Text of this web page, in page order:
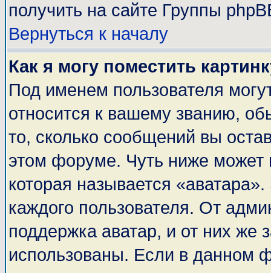
получить на сайте Группы
Вернуться к началу
Как я могу поместить
Под именем пользователя
относится к вашему званию,
то, сколько сообщений вы
этом форуме. Чуть ниже может
которая называется
каждого пользователя. От
поддержка аватар, и от них же
использованы. Если в данном